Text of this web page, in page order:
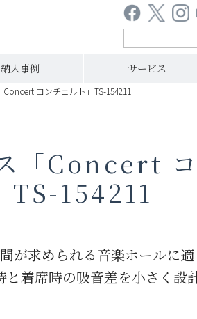
納入事例 サービス
コンチェルト」TS-154211
「Concert コ
TS-154211
が求められる音楽ホールに
と着席時の吸音差を小さく設